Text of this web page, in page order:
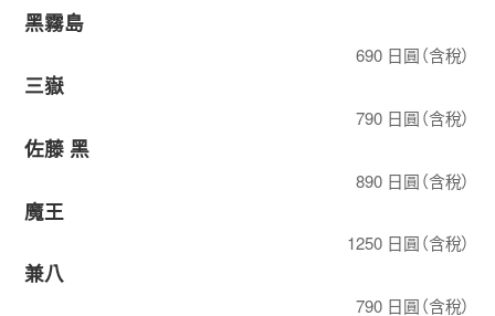
黑霧島
690 日圓（含稅）
三嶽
790 日圓（含稅）
佐藤 黑
890 日圓（含稅）
魔王
1250 日圓（含稅）
兼八
790 日圓（含稅）